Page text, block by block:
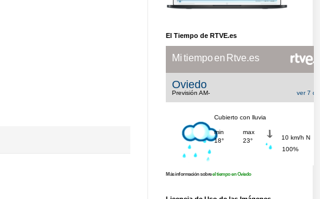
El Tiempo de RTVE.es
Más información sobreel tiempo en Oviedo